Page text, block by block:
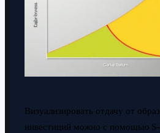
Визуализировать отдачу от
инвестиций можно с помощью S-